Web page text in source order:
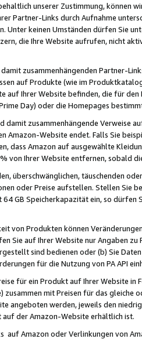
unserer Zustimmung, können
Partner-Links durch Aufnahme
Unter keinen Umständen dürfen Sie
die Ihre Website aufrufen, nicht
zusammenhängenden Partner-
auf Produkte (wie im
auf Ihrer Website befinden, die für
Day) oder die Homepages
damit zusammenhängende
Amazon-Website endet. Falls Sie
dass Amazon auf ausgewählte
von Ihrer Website entfernen, sobald
überschwänglichen, täuschenden
oder Preise aufstellen. Stellen Sie
GB Speicherkapazität ein, so dürfen
von Produkten können
Sie auf Ihrer Website nur Angaben
sind bedienen oder (b) Sie
für die Nutzung von PA API
für ein Produkt auf Ihrer Website
zusammen mit Preisen für das
angeboten werden, jeweils den
auf der Amazon-Website erhältlich ist.
auf Amazon oder Verlinkungen von